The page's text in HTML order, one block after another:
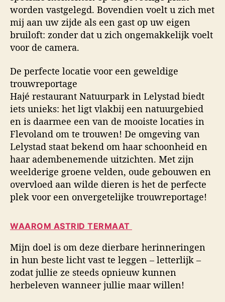
worden vastgelegd. Bovendien voelt u zich met
mij aan uw zijde als een gast op uw eigen
bruiloft: zonder dat u zich ongemakkelijk voelt
voor de camera.
De perfecte locatie voor een geweldige
trouwreportage
Hajé restaurant Natuurpark in Lelystad biedt
iets unieks: het ligt vlakbij een natuurgebied
en is daarmee een van de mooiste locaties in
Flevoland om te trouwen! De omgeving van
Lelystad staat bekend om haar schoonheid en
haar adembenemende uitzichten. Met zijn
weelderige groene velden, oude gebouwen en
overvloed aan wilde dieren is het de perfecte
plek voor een onvergetelijke trouwreportage!
WAAROM ASTRID TERMAAT
Mijn doel is om deze dierbare herinneringen
in hun beste licht vast te leggen – letterlijk –
zodat jullie ze steeds opnieuw kunnen
herbeleven wanneer jullie maar willen!